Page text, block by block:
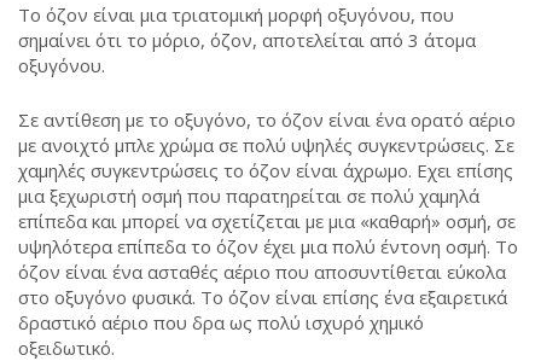
Το όζον είναι μια τριατομική μορφή οξυγόνου, που
σημαίνει ότι το μόριο, όζον, αποτελείται από 3 άτομα
οξυγόνου.
Σε αντίθεση με το οξυγόνο, το όζον είναι ένα ορατό αέριο
με ανοιχτό μπλε χρώμα σε πολύ υψηλές συγκεντρώσεις. Σε
χαμηλές συγκεντρώσεις το όζον είναι άχρωμο. Eχει επίσης
μια ξεχωριστή οσμή που παρατηρείται σε πολύ χαμηλά
επίπεδα και μπορεί να σχετίζεται με μια «καθαρή» οσμή, σε
υψηλότερα επίπεδα το όζον έχει μια πολύ έντονη οσμή. Το
όζον είναι ένα ασταθές αέριο που αποσυντίθεται εύκολα
στο οξυγόνο φυσικά. Το όζον είναι επίσης ένα εξαιρετικά
δραστικό αέριο που δρα ως πολύ ισχυρό χημικό
οξειδωτικό.